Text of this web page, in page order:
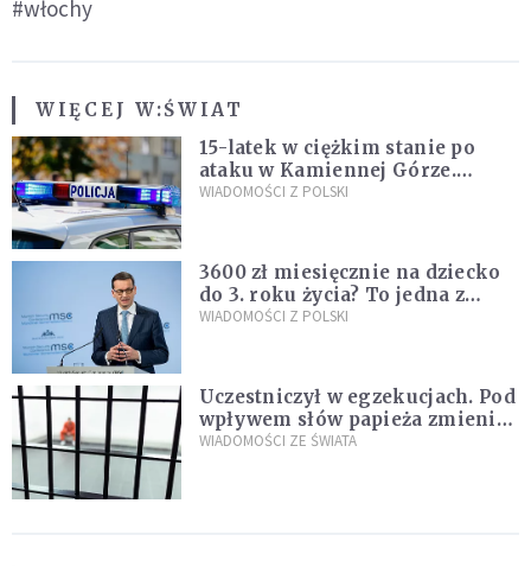
#włochy
WIĘCEJ W:ŚWIAT
15-latek w ciężkim stanie po
ataku w Kamiennej Górze.
Policja zatrzymała dwóch
WIADOMOŚCI Z POLSKI
3600 zł miesięcznie na dziecko
do 3. roku życia? To jedna z
propozycji programu "Rozwój
WIADOMOŚCI Z POLSKI
Uczestniczył w egzekucjach. Pod
wpływem słów papieża zmienił
zdanie
WIADOMOŚCI ZE ŚWIATA